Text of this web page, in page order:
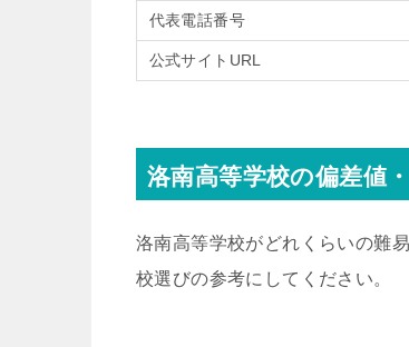
代表電話番号
公式サイトURL
洛南高等学校の偏差値
洛南高等学校がどれくらいの難
校選びの参考にしてください。